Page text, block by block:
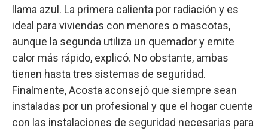
llama azul. La primera calienta por radiación y es
ideal para viviendas con menores o mascotas,
aunque la segunda utiliza un quemador y emite
calor más rápido, explicó. No obstante, ambas
tienen hasta tres sistemas de seguridad.
Finalmente, Acosta aconsejó que siempre sean
instaladas por un profesional y que el hogar cuente
con las instalaciones de seguridad necesarias para